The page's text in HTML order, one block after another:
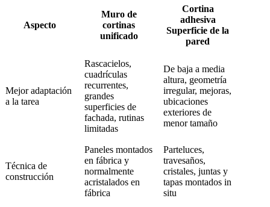
Aspecto
Muro de
cortinas
unificado
Cortina
adhesiva
Superficie de la
pared
Mejor adaptación
a la tarea
Rascacielos,
cuadrículas
recurrentes,
grandes
superficies de
fachada, rutinas
limitadas
De baja a media
altura, geometría
irregular, mejoras,
ubicaciones
exteriores de
menor tamaño
Técnica de
construcción
Paneles montados
en fábrica y
normalmente
acristalados en
fábrica
Parteluces,
travesaños,
cristales, juntas y
tapas montados in
situ